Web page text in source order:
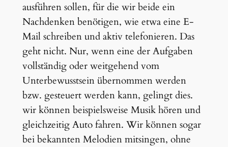
ausführen sollen, für die wir beide ein
Nachdenken benötigen, wie etwa eine E-
Mail schreiben und aktiv telefonieren. Das
geht nicht. Nur, wenn eine der Aufgaben
vollständig oder weitgehend vom
Unterbewusstsein übernommen werden
bzw. gesteuert werden kann, gelingt dies.
wir können beispielsweise Musik hören und
gleichzeitig Auto fahren. Wir können sogar
bei bekannten Melodien mitsingen, ohne